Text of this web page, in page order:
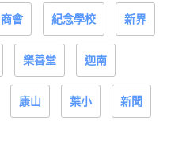
商會 紀念學校 新界
樂善堂 迦南
康山 葉小 新聞